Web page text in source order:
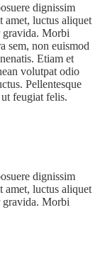
dignissim
amet, luctus aliquet
gravida. Morbi
sem, non euismod
Etiam et
volutpat odio
Pellentesque
feugiat felis.
dignissim
amet, luctus aliquet
gravida. Morbi